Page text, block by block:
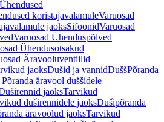
koristajavalamuleVaruosad
jaoksSifoonidVaruosad
Varuosad Ühenduspõlved
Ühendusotsakud
Äravooluventiilid
jaoksDušid ja vannidDuššPõranda
äravool duššidele
jaoksTarvikud
duširennidele jaoksDušipõranda
äravoolud jaoksTarvikud